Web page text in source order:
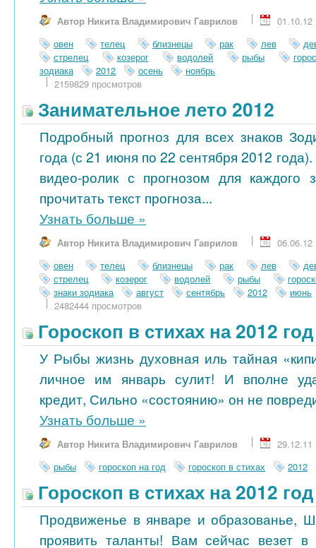
Автор Никита Владимирович Гаврилов
01.10.12
овен
телец близнецы рак лев
стрелец
козерог водолей рыбы
зодиака
2012 осень
ноябрь
2159829 просмотров
Занимательное лето 2012
Подробный прогноз для всех знаков
года (с 21 июня по 22 сентября 2012
видео-ролик с прогнозом для каждого
прочитать текст прогноза...
Узнать больше »
Автор Никита Владимирович Гаврилов
06.06.12
овен
телец близнецы рак лев
стрелец
козерог водолей рыбы
знаки зодиака
август сентябрь 2012
июнь
2482444 просмотров
Гороскоп в стихах на 2012
У Рыбы жизнь духовная иль тайная
личное им январь сулит! И вполне
кредит, Сильно «состоянию» он не
Узнать больше »
Автор Никита Владимирович Гаврилов
29.12.11
рыбы
гороскоп на год гороскоп в стихах 2012
Гороскоп в стихах на 2012
Продвиженье в январе и образованье,
проявить таланты! Вам сейчас везет в